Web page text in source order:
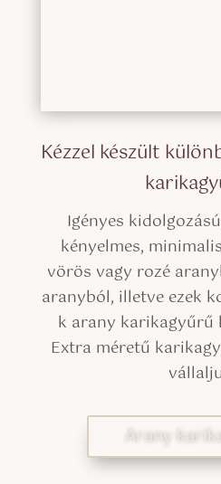
Kézzel készült
Igényes
kényelmes,
vörös vagy rozé
aranyból, illetve ezek
k arany karikagyűrű
Extra méretű
Arany